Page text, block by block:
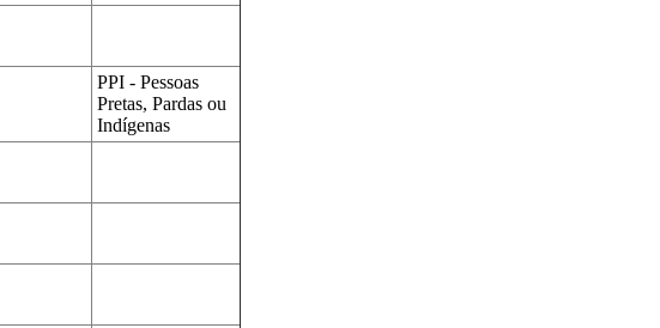
PPI - Pessoas
Pretas, Pardas ou
Indígenas